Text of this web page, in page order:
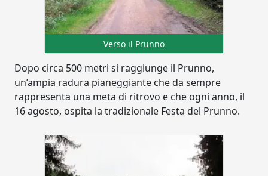
Verso il Prunno
Dopo circa 500 metri si raggiunge il Prunno,
un’ampia radura pianeggiante che da sempre
rappresenta una meta di ritrovo e che ogni anno, il
16 agosto, ospita la tradizionale Festa del Prunno.